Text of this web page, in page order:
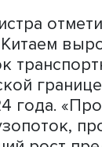
не
всей